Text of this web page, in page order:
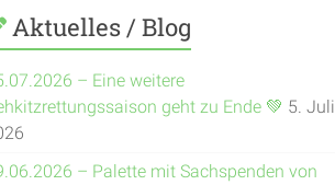
Aktuelles / Blog
– Eine weitere
geht zu Ende 💚 5. Juli
– Palette mit Sachspenden von